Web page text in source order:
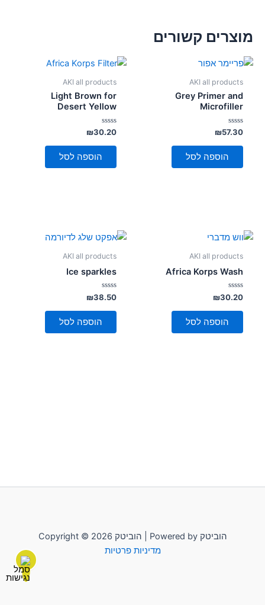
מוצרים קשורים
AKI all products
Grey Primer and
Microfiller
דורג
0
מתוך
₪57.30
הוספה לסל
AKI all products
Light Brown for
Desert Yellow
דורג
0
מתוך
₪30.20
הוספה לסל
AKI all products
Africa Korps Wash
דורג
0
מתוך
₪30.20
הוספה לסל
AKI all products
Ice sparkles
דורג
0
מתוך
₪38.50
הוספה לסל
Copyright © 2026 הוביטק | Powered by הוביטק
מדיניות פרטיות